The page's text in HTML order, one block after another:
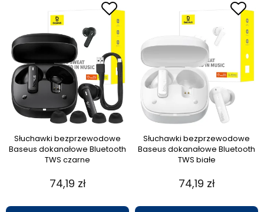
Słuchawki bezprzewodowe
Baseus dokanałowe Bluetooth
TWS czarne
74,19 zł
Słuchawki bezprzewodowe
Baseus dokanałowe Bluetooth
TWS białe
74,19 zł